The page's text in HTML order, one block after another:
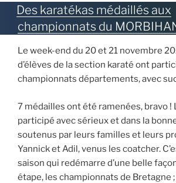
LE
Des karatékas médaillés aux
championnats du
Le week-end du 20 et 21 novembre
d’élèves de la section karaté ont
championnats départements, avec
7 médailles ont été ramenées, bravo !
participé avec sérieux et dans la
soutenus par leurs familles et leurs
Yannick et Adil, venus les coatcher.
saison qui redémarre d’une belle
étape, les championnats de Bretagne